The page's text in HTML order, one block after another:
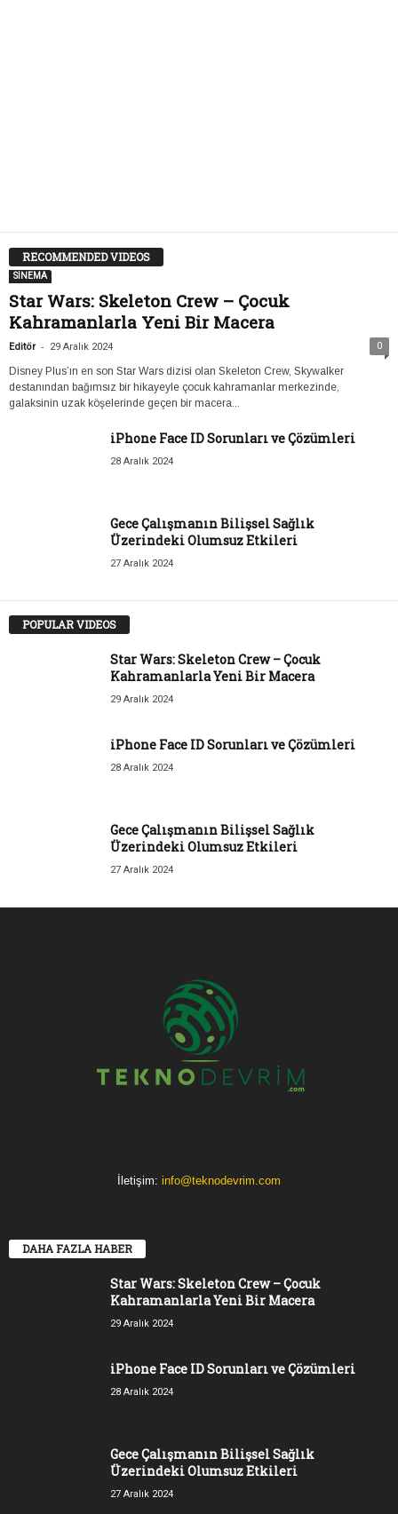
RECOMMENDED VIDEOS
SİNEMA
Star Wars: Skeleton Crew – Çocuk
Kahramanlarla Yeni Bir Macera
Editör - 29 Aralık 2024 0
Disney Plus’ın en son Star Wars dizisi olan Skeleton Crew, Skywalker
destanından bağımsız bir hikayeyle çocuk kahramanlar merkezinde,
galaksinin uzak köşelerinde geçen bir macera...
iPhone Face ID Sorunları ve Çözümleri
28 Aralık 2024
Gece Çalışmanın Bilişsel Sağlık
Üzerindeki Olumsuz Etkileri
27 Aralık 2024
POPULAR VIDEOS
Star Wars: Skeleton Crew – Çocuk
Kahramanlarla Yeni Bir Macera
29 Aralık 2024
iPhone Face ID Sorunları ve Çözümleri
28 Aralık 2024
Gece Çalışmanın Bilişsel Sağlık
Üzerindeki Olumsuz Etkileri
27 Aralık 2024
İletişim: info@teknodevrim.com
DAHA FAZLA HABER
Star Wars: Skeleton Crew – Çocuk
Kahramanlarla Yeni Bir Macera
29 Aralık 2024
iPhone Face ID Sorunları ve Çözümleri
28 Aralık 2024
Gece Çalışmanın Bilişsel Sağlık
Üzerindeki Olumsuz Etkileri
27 Aralık 2024